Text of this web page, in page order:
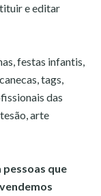
e editar
festas infantis,
tags,
das
arte
que